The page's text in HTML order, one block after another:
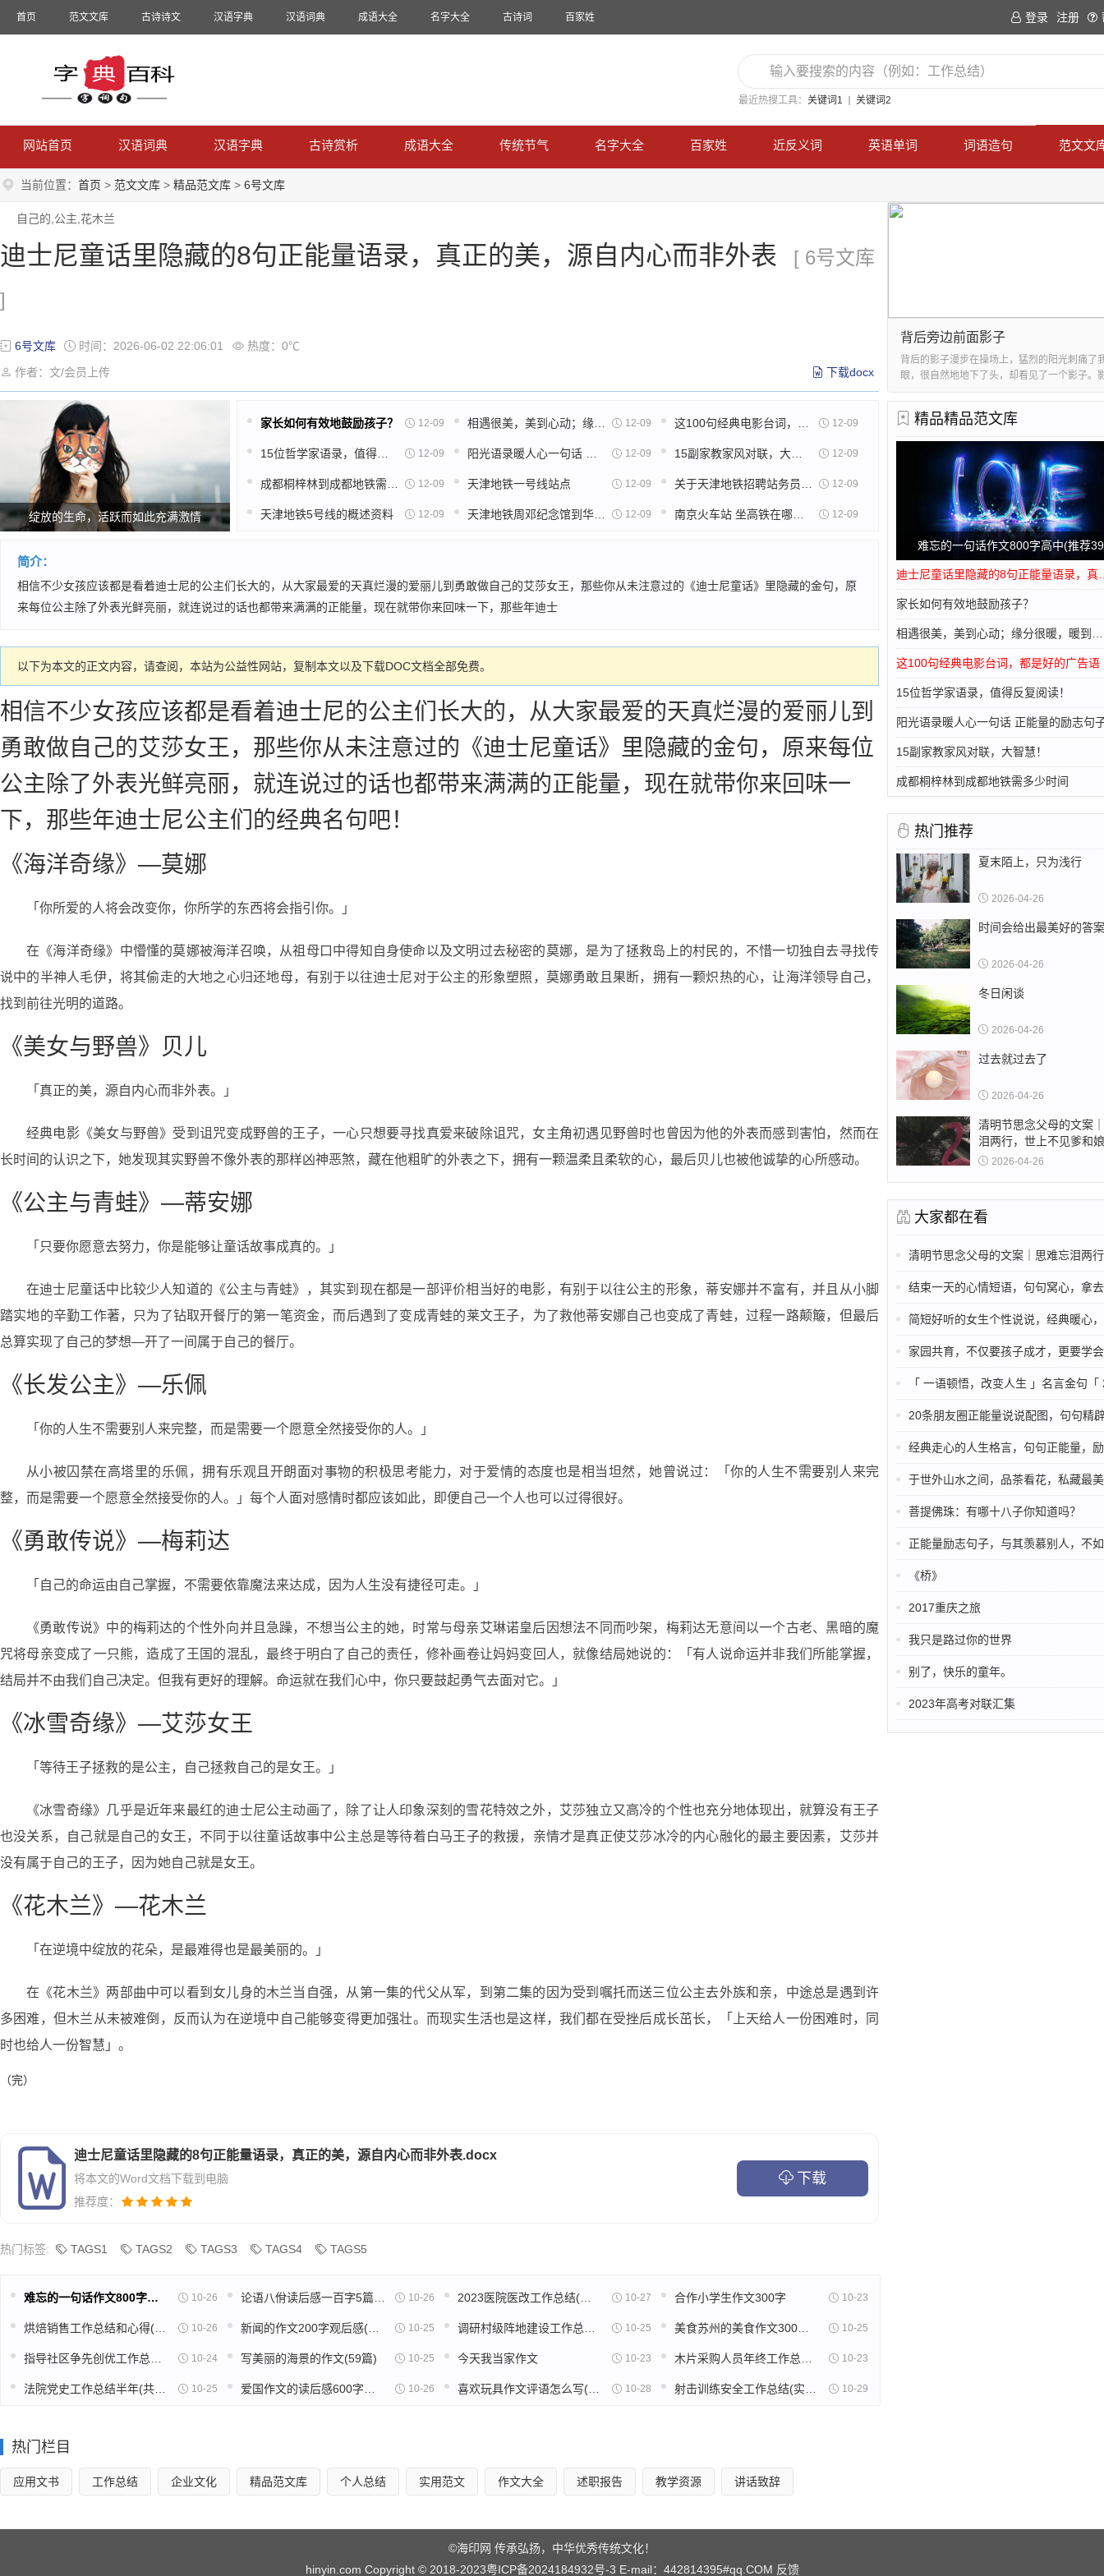
首页 范文文库 古诗诗文 汉语字典 汉语词典 成语大全 名字大全 古诗词 百家姓 登录 注册
最近热搜工具： 关键词1 关键词2
网站首页 汉语词典 汉语字典 古诗赏析 成语大全 传统节气 名字大全 百家姓 近反义词 英语单词 词语造句 范文文
当前位置： 首页 > 范文文库 > 精品范文库 > 6号文库
自己的,公主,花木兰
迪士尼童话里隐藏的8句正能量语录，真正的美，源自内心而非外表
[ 6号文库
]
6号文库 时间：2026-06-02 22:06:01
热度：0℃
作者：文/会员上传
下载docx
绽放的生命，活跃而如此充满激情
家长如何有效地鼓励孩子？ 12-09 12-09 12-09
12-09 12-09 12-09
12-09 天津地铁一号线站点 12-09 12-09
天津地铁5号线的概述资料 12-09 12-09 12-09
简介：
相信不少女孩应该都是看着迪士尼的公主们长大的，从大家最爱的天真烂漫的爱丽儿到勇敢做自己的艾莎女王，那些你从未注意过的《迪士尼童话》里隐藏的金句，原
来每位公主除了外表光鲜亮丽，就连说过的话也都带来满满的正能量，现在就带你来回味一下，那些年迪士
以下为本文的正文内容，请查阅，本站为公益性网站，复制本文以及下载DOC文档全部免费。
相信不少女孩应该都是看着迪士尼的公主们长大的，从大家最爱的天真烂漫的爱丽儿到
勇敢做自己的艾莎女王，那些你从未注意过的《迪士尼童话》里隐藏的金句，原来每位
公主除了外表光鲜亮丽，就连说过的话也都带来满满的正能量，现在就带你来回味一
下，那些年迪士尼公主们的经典名句吧！
《海洋奇缘》—莫娜
「你所爱的人将会改变你，你所学的东西将会指引你。」
在《海洋奇缘》中懵懂的莫娜被海洋召唤，从祖母口中得知自身使命以及文明过去秘密的莫娜，是为了拯救岛上的村民的，不惜一切独自去寻找传
说中的半神人毛伊，将其偷走的大地之心归还地母，有别于以往迪士尼对于公主的形象塑照，莫娜勇敢且果断，拥有一颗炽热的心，让海洋领导自己，
找到前往光明的道路。
《美女与野兽》贝儿
「真正的美，源自内心而非外表。」
经典电影《美女与野兽》受到诅咒变成野兽的王子，一心只想要寻找真爱来破除诅咒，女主角初遇见野兽时也曾因为他的外表而感到害怕，然而在
长时间的认识之下，她发现其实野兽不像外表的那样凶神恶煞，藏在他粗旷的外表之下，拥有一颗温柔且柔软的心，最后贝儿也被他诚挚的心所感动。
《公主与青蛙》—蒂安娜
「只要你愿意去努力，你是能够让童话故事成真的。」
在迪士尼童话中比较少人知道的《公主与青蛙》，其实到现在都是一部评价相当好的电影，有别于以往公主的形象，蒂安娜并不富有，并且从小脚
踏实地的辛勤工作著，只为了钻取开餐厅的第一笔资金，而后遇到了变成青蛙的莱文王子，为了救他蒂安娜自己也变成了青蛙，过程一路颠簸，但最后
总算实现了自己的梦想—开了一间属于自己的餐厅。
《长发公主》—乐佩
「你的人生不需要别人来完整，而是需要一个愿意全然接受你的人。」
从小被囚禁在高塔里的乐佩，拥有乐观且开朗面对事物的积极思考能力，对于爱情的态度也是相当坦然，她曾说过：「你的人生不需要别人来完
整，而是需要一个愿意全然接受你的人。」每个人面对感情时都应该如此，即便自己一个人也可以过得很好。
《勇敢传说》—梅莉达
「自己的命运由自己掌握，不需要依靠魔法来达成，因为人生没有捷径可走。」
《勇敢传说》中的梅莉达的个性外向并且急躁，不想当公主的她，时常与母亲艾琳诺皇后因想法不同而吵架，梅莉达无意间以一个古老、黑暗的魔
咒将母亲变成了一只熊，造成了王国的混乱，最终于明白了自己的责任，修补画卷让妈妈变回人，就像结局她说的：「有人说命运并非我们所能掌握，
结局并不由我们自己决定。但我有更好的理解。命运就在我们心中，你只要鼓起勇气去面对它。」
《冰雪奇缘》—艾莎女王
「等待王子拯救的是公主，自己拯救自己的是女王。」
《冰雪奇缘》几乎是近年来最红的迪士尼公主动画了，除了让人印象深刻的雪花特效之外，艾莎独立又高冷的个性也充分地体现出，就算没有王子
也没关系，自己就是自己的女王，不同于以往童话故事中公主总是等待着白马王子的救援，亲情才是真正使艾莎冰冷的内心融化的最主要因素，艾莎并
没有属于自己的王子，因为她自己就是女王。
《花木兰》—花木兰
「在逆境中绽放的花朵，是最难得也是最美丽的。」
在《花木兰》两部曲中可以看到女儿身的木兰当自强，从第一集的代父从军，到第二集的因为受到嘱托而送三位公主去外族和亲，中途总是遇到许
多困难，但木兰从未被难倒，反而认为在逆境中自己能够变得更加强壮。而现实生活也是这样，我们都在受挫后成长茁长，「上天给人一份困难时，同
时也给人一份智慧」。
（完）
迪士尼童话里隐藏的8句正能量语录，真正的美，源自内心而非外表.docx
将本文的Word文档下载到电脑
推荐度：
下载
热门标签: TAGS1 TAGS2 TAGS3 TAGS4 TAGS5
难忘的一句话作文800字高中(推荐39篇) 10-26 10-26 10-27 合作小学生作文300字 10-23
10-26 10-25 10-25 10-25
10-24 写美丽的海景的作文(59篇) 10-25 今天我当家作文 10-23 10-23
10-25 10-26 10-28 10-29
背后旁边前面影子
背后的影子漫步在操场上，猛烈的阳光刺痛了
眼，很自然地地下了头，却看见了一个影子。
的脚的后方，我走一步，他追随着一步。我摇
膀，背有点儿弯，头老是低着。一种恐怖的感
近、
精品精品范文库
难忘的一句话作文800字高中(推荐
家长如何有效地鼓励孩子？
这100句经典电影台词，都是好的广告语
15位哲学家语录，值得反复阅读！
阳光语录暖人心一句话 正能量的励志句
15副家教家风对联，大智慧！
成都桐梓林到成都地铁需多少时间
热门推荐
夏末陌上，只为浅行
2026-04-26
时间会给出最美好的答案
2026-04-26
冬日闲谈
2026-04-26
过去就过去了
2026-04-26
清明节思念父母的文案
泪两行，世上不见爹和娘
2026-04-26
大家都在看
清明节思念父母的文案｜思难忘泪两行，世上不见
结束一天的心情短语，句句窝心，拿去朋友
简短好听的女生个性说说，经典暖心，文艺
家园共育，不仅要孩子成才，更要学
「 一语顿悟，改变人生 」名言金句「
20条朋友圈正能量说说配图，句句精辟励志，触
经典走心的人生格言，句句正能量，
于世外山水之间，品茶看花，私藏最美春日
菩提佛珠：有哪十八子你知道吗？
正能量励志句子，与其羡慕别人，不如做
《桥》
2017重庆之旅
我只是路过你的世界
别了，快乐的童年。
2023年高考对联汇集
热门栏目
应用文书 工作总结 企业文化 精品范文库 个人总结 实用范文 作文大全 述职报告 教学资源 讲话致辞
©海印网 传承弘扬，中华优秀传统文化！
hinyin.com Copyright © 2018-2023粤ICP备2024184932号-3 E-mail：442814395#qq.COM 反馈